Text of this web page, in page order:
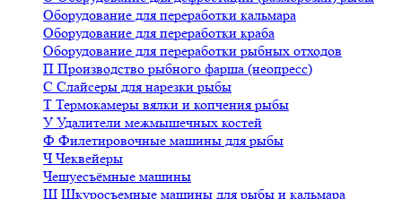
Оборудование для переработки кальмара
Оборудование для переработки краба
Оборудование для переработки рыбных отходов
П Производство рыбного фарша (неопресс)
С Слайсеры для нарезки рыбы
Т Термокамеры вялки и копчения рыбы
У Удалители межмышечных костей
Ф Филетировочные машины для рыбы
ЧЧеквейеры
Чешуесъёмные машины
Ш Шкуросъемные машины для рыбы и кальмара